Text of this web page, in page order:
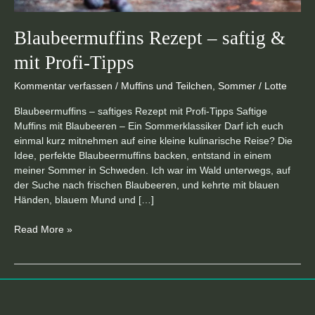
Blaubeermuffins Rezept – saftig &
mit Profi-Tipps
Kommentar verfassen / Muffins und Teilchen Sommer / Lotte
Blaubeermuffins – saftiges Rezept mit Profi-Tipps Saftige
Muffins mit Blaubeeren – Ein Sommerklassiker Darf ich euch
einmal kurz mitnehmen auf eine kleine kulinarische Reise? Die
Idee, perfekte Blaubeermuffins backen, entstand in einem
meiner Sommer in Schweden. Ich war im Wald unterwegs, auf
der Suche nach frischen Blaubeeren, und kehrte mit blauen
Händen, blauem Mund und […]
Read More »